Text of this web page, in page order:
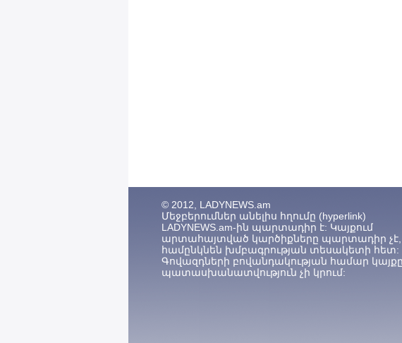
© 2012, LADYNEWS.am
Մեջբերումներ անելիս հղումը (hyperlink)
LADYNEWS.am-ին պարտադիր է: Կայքում
արտահայտված կարծիքները պարտադիր չէ,
համընկնեն խմբագրության տեսակետի հետ:
Գովազդների բովանդակության համար կայքը
պատասխանատվություն չի կրում: